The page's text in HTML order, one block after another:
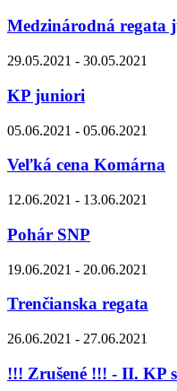
Medzinárodná regata
29.05.2021 - 30.05.2021
KP juniori
05.06.2021 - 05.06.2021
Veľká cena Komárna
12.06.2021 - 13.06.2021
Pohár SNP
19.06.2021 - 20.06.2021
Trenčianska regata
26.06.2021 - 27.06.2021
!!! Zrušené !!! - II. KP